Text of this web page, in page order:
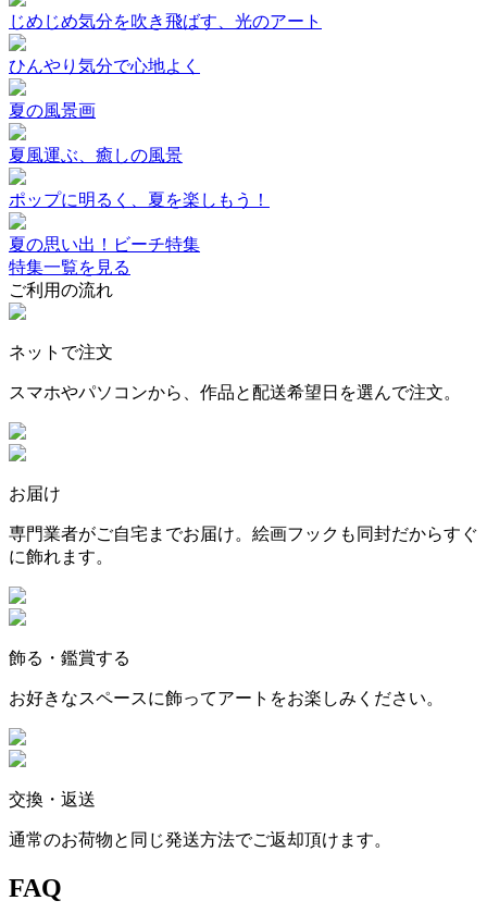
じめじめ気分を吹き飛ばす、光のアート
ひんやり気分で心地よく
夏の風景画
夏風運ぶ、癒しの風景
ポップに明るく、夏を楽しもう！
夏の思い出！ビーチ特集
特集一覧を見る
ご利用の流れ
ネットで注文
スマホやパソコンから、作品と配送希望日を選んで注文。
お届け
専門業者がご自宅までお届け。絵画フックも同封だからすぐ
に飾れます。
飾る・鑑賞する
お好きなスペースに飾ってアートをお楽しみください。
交換・返送
通常のお荷物と同じ発送方法でご返却頂けます。
FAQ